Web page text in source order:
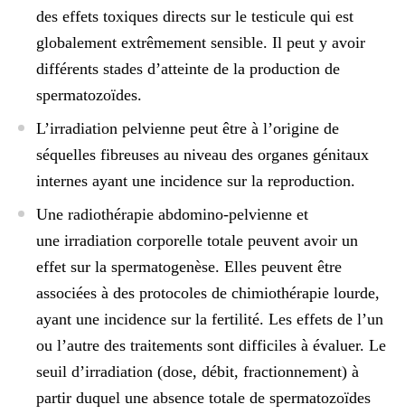
des effets toxiques directs sur le testicule qui est
globalement extrêmement sensible. Il peut y avoir
différents stades d’atteinte de la production de
spermatozoïdes.
L’irradiation pelvienne peut être à l’origine de
séquelles fibreuses au niveau des organes génitaux
internes ayant une incidence sur la reproduction.
Une radiothérapie abdomino-pelvienne et
une irradiation corporelle totale peuvent avoir un
effet sur la spermatogenèse. Elles peuvent être
associées à des protocoles de chimiothérapie lourde,
ayant une incidence sur la fertilité. Les effets de l’un
ou l’autre des traitements sont difficiles à évaluer. Le
seuil d’irradiation (dose, débit, fractionnement) à
partir duquel une absence totale de spermatozoïdes